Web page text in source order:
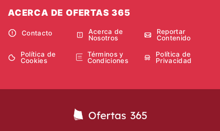
ACERCA DE OFERTAS 365
Contacto
Acerca de
Nosotros
Reportar
Contenido
Política de
Cookies
Términos y
Condiciones
Política de
Privacidad